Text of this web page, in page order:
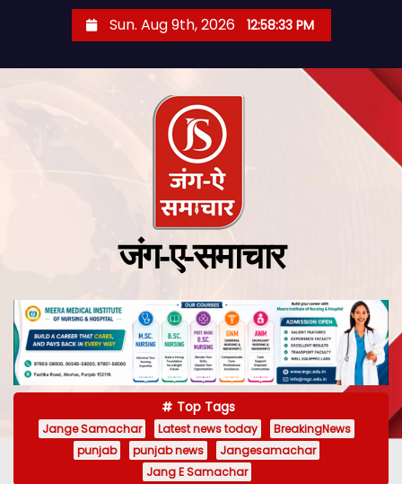
Sun. Aug 9th, 2026 12:58:34 PM
जंग-ए-समाचार
Top Tags
Jange Samachar Latest news today
BreakingNews
punjab
punjab news
Jangesamachar
Jang E Samachar